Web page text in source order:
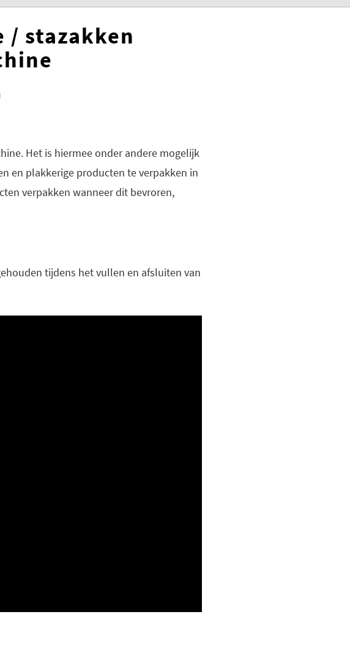
/ stazakken
Het is hiermee onder andere mogelijk
en plakkerige producten te verpakken in
verpakken wanneer dit bevroren,
tijdens het vullen en afsluiten van